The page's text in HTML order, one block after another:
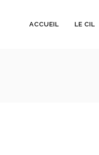
ACCUEIL LE CIL